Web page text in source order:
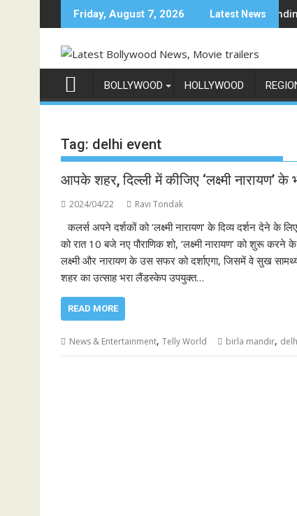
to
Friday, August 7, 2026 Latest News
'इंडिया के टॉप 1%', 5 सितंबर से स्टार प्लस और जियोहॉटस्टार पर होगा प्रीमियर
Sun Neo Announces Raajnanndini: A
BOLLYWOOD HOLLYWOOD
Tag: delhi event
आपके शहर, दिल्ली में कीजिए ‘लक्ष्मी नारायण’ के
2024/04/22 Ravi Tondak
कलर्स अपने दर्शकों को ‘लक्ष्मी नारायण’ के दिव्य दर्शन
को रात 10 बजे नए पौराणिक शो, ‘लक्ष्मी नारायण’ को शुरू
लक्ष्मी और नारायण के उस सफर को दर्शाएगा, जिसमें वे सुख
शहर का उत्साह भरा लैंडस्केप उपयुक्त…
READ MORE
News & Entertainment, Telly World birla mandir,